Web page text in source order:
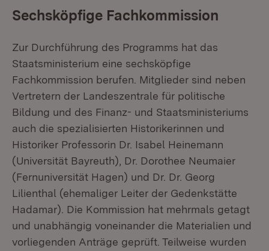
Sechsköpfige Fachkommission
Zur Durchführung des Programms hat das
Staatsministerium eine sechsköpfige
Fachkommission berufen. Mitglieder sind neben
Vertretern der Landeszentrale für politische
Bildung und des Finanz- und Staatsministeriums
auch die spezialisierten Historikerinnen und
Historiker Professorin Dr. Isabel Heinemann
(Universität Bayreuth), Dr. Dorothee Neumaier
(Fernuniversität Hagen) und Dr. Dr. Georg
Lilienthal (ehemaliger Leiter der Gedenkstätte
Hadamar). Die Kommission hat mehrmals getagt
und unabhängig voneinander die Materialien und
vorliegenden Anträge geprüft. Teilweise wurden